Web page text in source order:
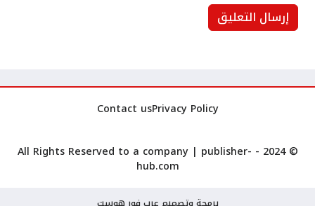
Privacy Policy
Contact us
© 2024 - All Rights Reserved to a company |
publisher-
hub.com